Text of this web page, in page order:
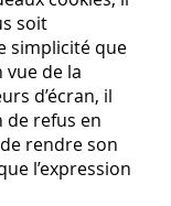
soit
simplicité que
vue de la
d’écran, il
de refus en
rendre son
l’expression